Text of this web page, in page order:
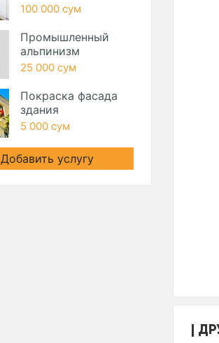
100 000 сум
Промышленный
альпинизм
25 000 сум
Покраска фасада
здания
5 000 сум
Добавить услугу